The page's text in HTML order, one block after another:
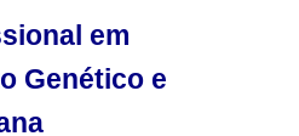
em
Genético e